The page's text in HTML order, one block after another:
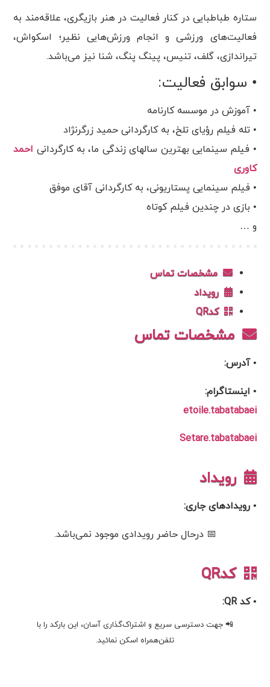
ستاره طباطبایی در کنار فعالیت در هنر بازیگری، علاقه‌مند به
فعالیت‌های ورزشی و انجام ورزش‌هایی نظیر؛ اسکواش،
تیراندازی، گلف، تنیس، پینگ پنگ، شنا نیز می‌باشد.
• سوابق فعالیت:
• آموزش در موسسه کارنامه
• ‎تله فیلم رؤیای تلخ، به کارگردانی حمید زرگرنژاد
• فیلم سینمایی بهترین سالهای زندگی ما، به کارگردانی احمد
کاوری
• فیلم سینمایی پستاریونی، به کارگردانی آقای موفق
• بازی در چندین فیلم کوتاه
و …
مشخصات تماس
رویداد
کدQR
مشخصات تماس
• آدرس:
• اینستاگرام:
etoile.tabatabaei
Setare.tabatabaei
رویداد
• رویدادهای جاری:
📅 درحال حاضر رویدادی موجود نمی‌باشد.
کدQR
• کد QR:
📲 جهت دسترسی سریع و اشتراک‌گذاری آسان، این بارکد را با
تلفن‌همراه اسکن نمائید.